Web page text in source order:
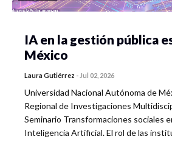
IA en la gestión pública
México
Laura Gutiérrez - Jul 02, 2026
Universidad Nacional Autónoma de
Regional de Investigaciones
Seminario Transformaciones sociales
Inteligencia Artificial. El rol de las